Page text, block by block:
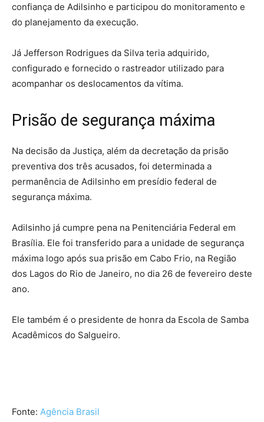
confiança de Adilsinho e participou do monitoramento e
do planejamento da execução.
Já Jefferson Rodrigues da Silva teria adquirido,
configurado e fornecido o rastreador utilizado para
acompanhar os deslocamentos da vítima.
Prisão de segurança máxima
Na decisão da Justiça, além da decretação da prisão
preventiva dos três acusados, foi determinada a
permanência de Adilsinho em presídio federal de
segurança máxima.
Adilsinho já cumpre pena na Penitenciária Federal em
Brasília. Ele foi transferido para a unidade de segurança
máxima logo após sua prisão em Cabo Frio, na Região
dos Lagos do Rio de Janeiro, no dia 26 de fevereiro deste
ano.
Ele também é o presidente de honra da Escola de Samba
Acadêmicos do Salgueiro.
Fonte: Agência Brasil